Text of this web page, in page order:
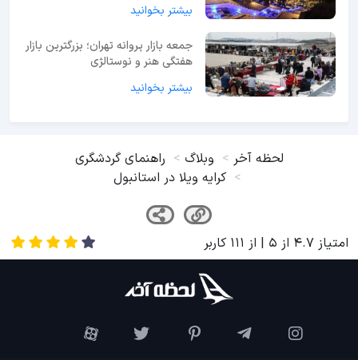
بیشتر بخوانید
جمعه بازار پروانه تهران؛ بزرگترین بازار
هفتگی هنر و نوستالژی
بیشتر بخوانید
لحظه آخر وبلاگ
راهنمای گردشگری
کرایه ویلا در استانبول
امتیاز 4.7 از 5 | از 111 کاربر